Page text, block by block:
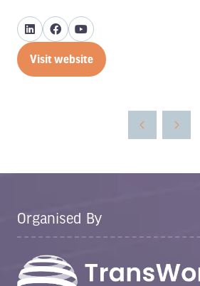
Visit website
(opens
Organised By